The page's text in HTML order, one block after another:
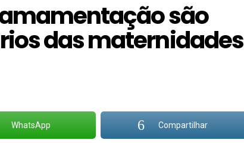
são
das maternidades
WhatsApp Compartilhar